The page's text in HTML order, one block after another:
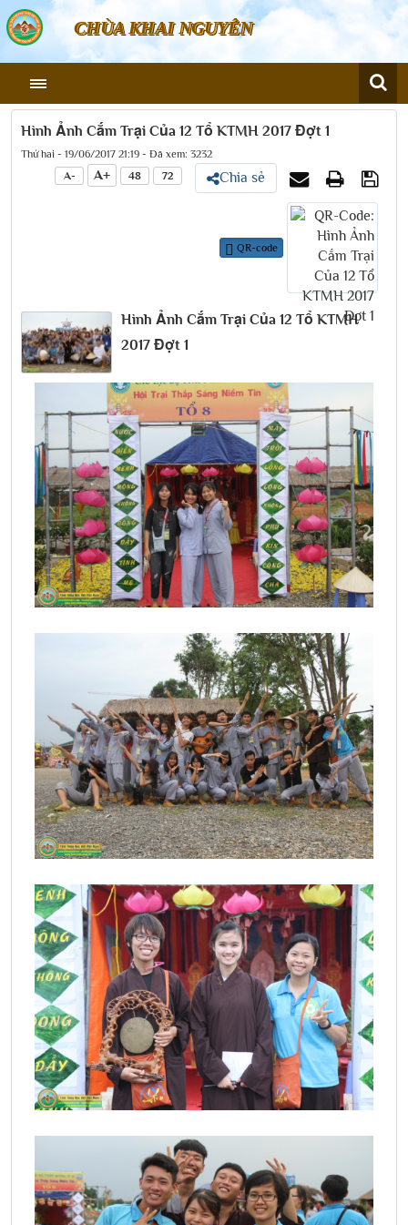
CHÙA KHAI NGUYÊN
Hình Ảnh Cắm Trại Của 12 Tổ KTMH 2017 Đợt 1
Thứ hai - 19/06/2017 21:19 - Đã xem: 3232
A-
A+ 48 72 Chia sẻ
QR-code
Hình Ảnh Cắm Trại Của 12 Tổ KTMH
2017 Đợt 1